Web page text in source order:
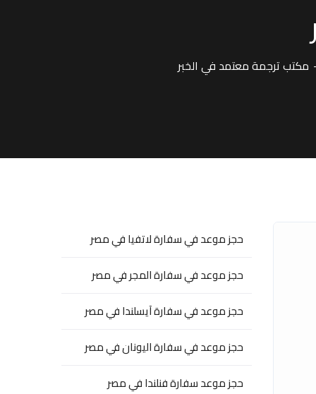
مكتب ترجمة معتمد في الخبر
حجز موعد في سفارة لاتفيا في مصر
حجز موعد في سفارة المجر في مصر
حجز موعد في سفارة آيسلندا في مصر
حجز موعد في سفارة اليونان في مصر
حجز موعد سفارة فنلندا في مصر